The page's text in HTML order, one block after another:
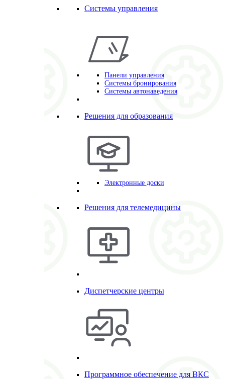
Системы управления
Панели управления
Системы бронирования
Системы автонаведения
Решения для образования
Электронные доски
Решения для телемедицины
Диспетчерские центры
Программное обеспечение для ВКС